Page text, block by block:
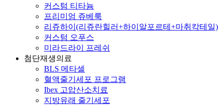
커스텀 티타늄
프리미엄 쥬베룩
리쥬하이(리쥬란힐러+하이알포르테+마취칵테일)
커스텀 오푸스
미라드라이 프레쉬
첨단재생의료
BLS 메타셀
혈액줄기세포 프로그램
Ibex 고압산소치료
지방유래 줄기세포